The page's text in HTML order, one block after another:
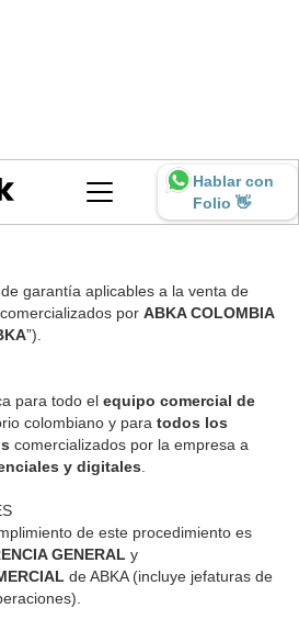
Hablar con
Folio 👋
garantía aplicables a la venta de
comercializados porABKA COLOMBIA
”).
para todo elequipo comercial de
colombiano y paratodos los
comercializados por la empresa a
y digitales
de este procedimiento es
GENERAL y
de ABKA (incluye jefaturas de